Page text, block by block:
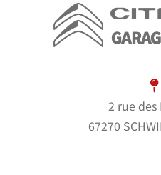
2 rue des
67270